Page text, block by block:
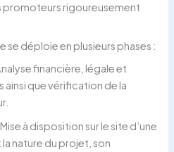
rigoureusement
déploie en plusieurs phases :
financière, légale et
que vérification de la
Mise à disposition sur le site d’une
nature du projet, son